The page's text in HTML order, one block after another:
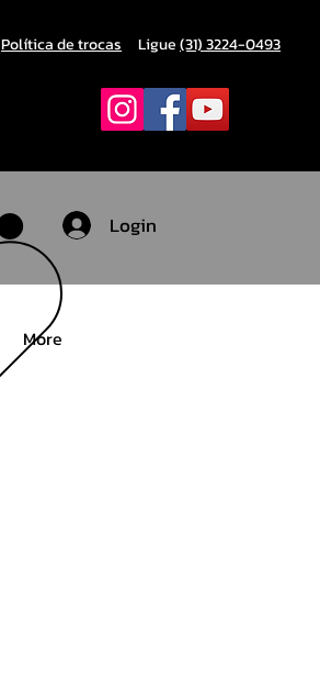
Política de trocas Ligue(31) 3224-0493
Login
More